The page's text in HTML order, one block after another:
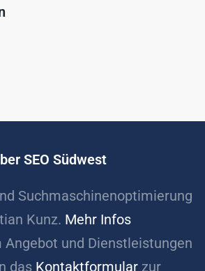
SEO Südwest
Suchmaschinenoptimierung
Kunz. Mehr Infos
Angebot und Dienstleistungen
das Kontaktformular zur